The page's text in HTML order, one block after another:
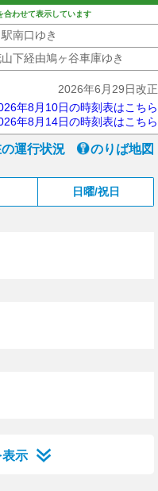
わせて表示しています
南口ゆき
下経由鳩ヶ谷車庫ゆき
2026年6月29日改正
年8月10日の時刻表はこちら
年8月14日の時刻表はこちら
運行状況 のりば地図
日曜/祝日
示